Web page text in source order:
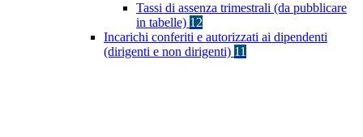
Tassi di assenza trimestrali (da pubblicare
in tabelle) 12
Incarichi conferiti e autorizzati ai dipendenti
(dirigenti e non dirigenti) 11